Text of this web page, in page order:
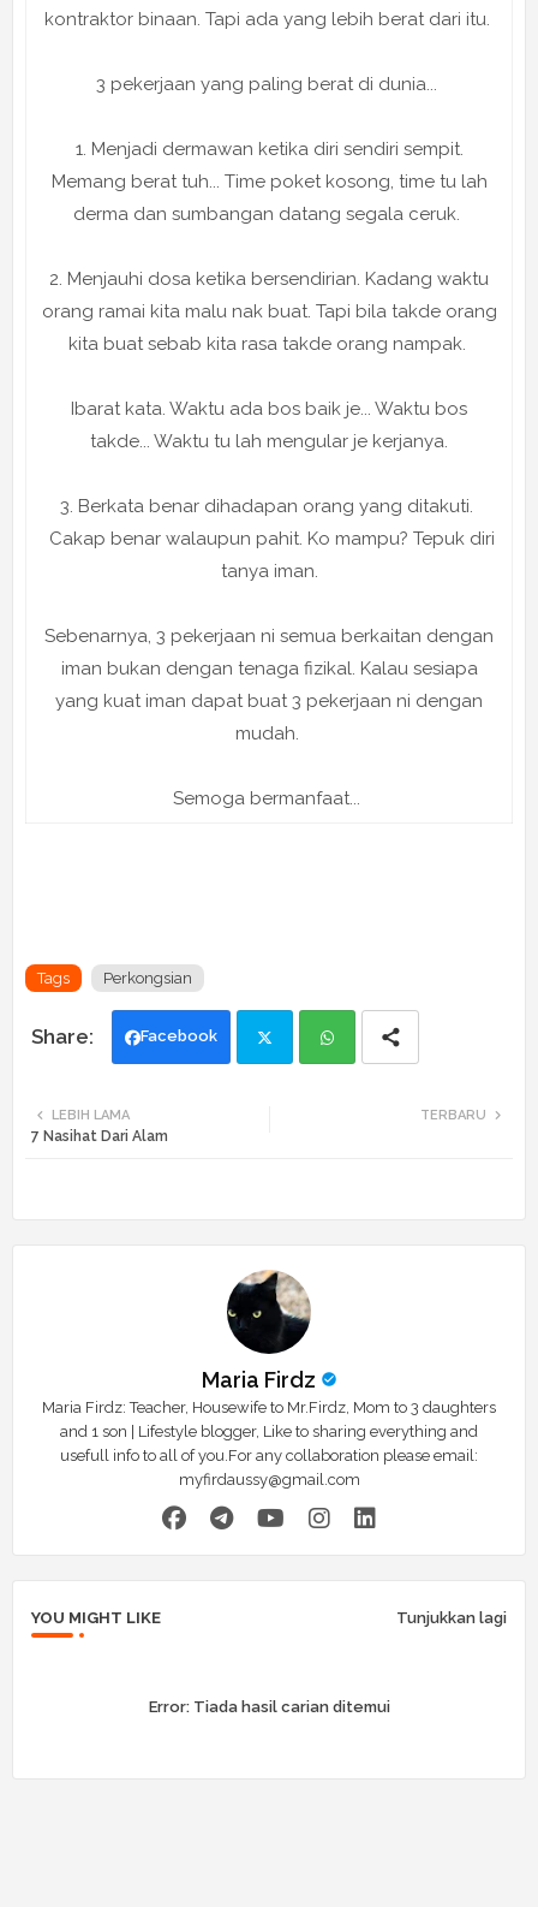
kontraktor binaan. Tapi ada yang lebih berat dari itu.
3 pekerjaan yang paling berat di dunia...
1. Menjadi dermawan ketika diri sendiri sempit.
Memang berat tuh... Time poket kosong, time tu lah
derma dan sumbangan datang segala ceruk.
2. Menjauhi dosa ketika bersendirian. Kadang waktu
orang ramai kita malu nak buat. Tapi bila takde orang
kita buat sebab kita rasa takde orang nampak.
Ibarat kata. Waktu ada bos baik je... Waktu bos
takde... Waktu tu lah mengular je kerjanya.
3. Berkata benar dihadapan orang yang ditakuti.
Cakap benar walaupun pahit. Ko mampu? Tepuk diri
tanya iman.
Sebenarnya, 3 pekerjaan ni semua berkaitan dengan
iman bukan dengan tenaga fizikal. Kalau sesiapa
yang kuat iman dapat buat 3 pekerjaan ni dengan
mudah.
Semoga bermanfaat...
Tags Perkongsian
Facebook
TERBARU
LEBIH LAMA
7 Nasihat Dari Alam
Maria Firdz
Maria Firdz: Teacher, Housewife to Mr.Firdz, Mom to 3 daughters
and 1 son | Lifestyle blogger, Like to sharing everything and
usefull info to all of you.For any collaboration please email:
myfirdaussy@gmail.com
YOU MIGHT LIKE Tunjukkan lagi
Error:Tiada hasil carian ditemui